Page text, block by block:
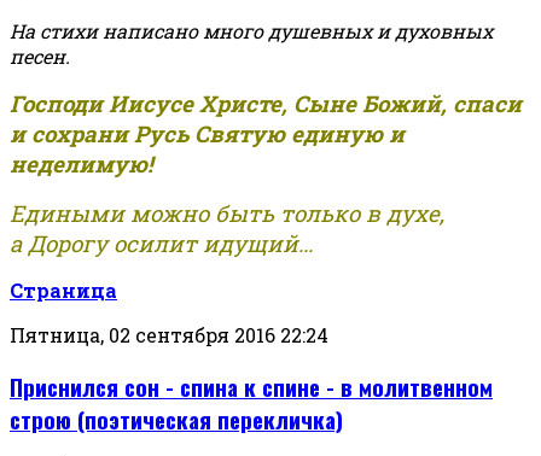
На стихи написано много душевных и духовных
песен.
Господи Иисусе Христе, Сыне Божий, спаси
и сохрани Русь Святую единую и
неделимую!
Едиными можно быть только в духе,
а Дорогу осилит идущий...
Страница
Пятница, 02 сентября 2016 22:24
Приснился сон - спина к спине - в молитвенном
строю (поэтическая перекличка)